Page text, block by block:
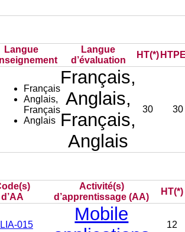
Langue
Langue
d’évaluation
HT(*)
Français
Anglais,
Français
Anglais
Français,
Anglais,
Français,
Anglais
30 30
d’AA
Activité(s)
d’apprentissage (AA)
HT(*)
015
Mobile
12